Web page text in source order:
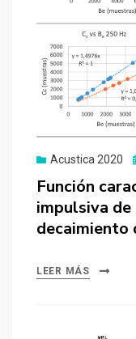
Acustica 2020
Función
impulsiva
decaimiento
LEER MÁS